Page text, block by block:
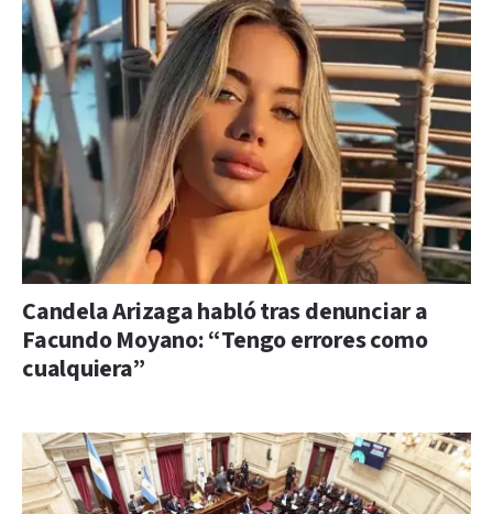
Candela Arizaga habló tras denunciar a
Facundo Moyano: “Tengo errores como
cualquiera”